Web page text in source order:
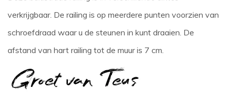
verkrijgbaar. De railing is op meerdere punten voorzien van
schroefdraad waar u de steunen in kunt draaien. De
afstand van hart railing tot de muur is 7 cm.